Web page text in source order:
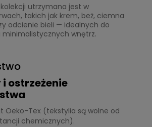
utrzymana jest w
takich jak krem, beż, ciemna
odcienie bieli — idealnych do
minimalistycznych wnętrz.
ostrzeżenie
Oeko-Tex (tekstylia są wolne od
chemicznych).